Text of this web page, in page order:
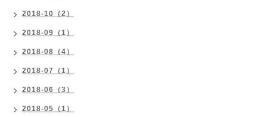
2018-10（2）
2018-09（1）
2018-08（4）
2018-07（1）
2018-06（3）
2018-05（1）